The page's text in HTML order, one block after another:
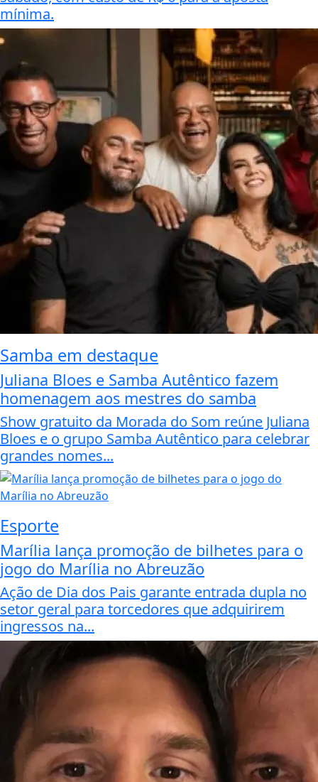
mínima.
Samba em destaque
Juliana Bloes e Samba Autêntico fazem
homenagem aos mestres do samba
Show gratuito da Morada do Som reúne Juliana
Bloes e o grupo Samba Autêntico para celebrar
grandes nomes...
Esporte
Marília lança promoção de bilhetes para o
jogo do Marília no Abreuzão
Ação de Dia dos Pais garante entrada dupla no
setor geral para torcedores que adquirirem
ingressos na...